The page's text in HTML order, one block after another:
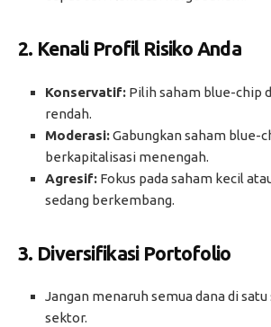
2. Kenali Profil Risiko Anda
Konservatif: Pilih saham blue-chip
rendah.
Moderasi:Gabungkan saham blue-
berkapitalisasi menengah.
Agresif: Fokus pada saham kecil
sedang berkembang.
3. Diversifikasi Portofolio
Jangan menaruh semua dana di
sektor.